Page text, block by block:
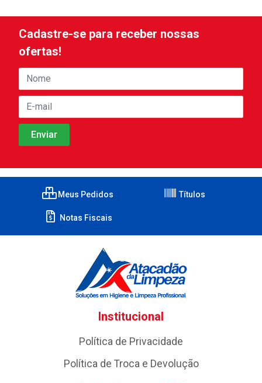
Cadastre-se para receber nossas
ofertas!
Meus Pedidos Títulos
Notas Fiscais
Institucional
Política de Privacidade
Política de Troca e Devolução